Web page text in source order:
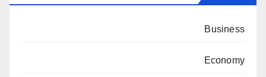
Business
Economy